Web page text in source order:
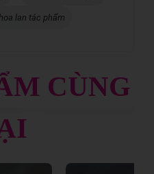
lan tác phẩm
CÙNG